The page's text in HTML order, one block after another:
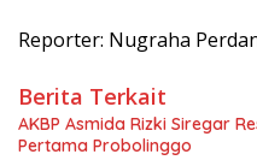
Reporter: Nugraha
Berita Terkait
AKBP Asmida Rizki Siregar
Pertama Probolinggo